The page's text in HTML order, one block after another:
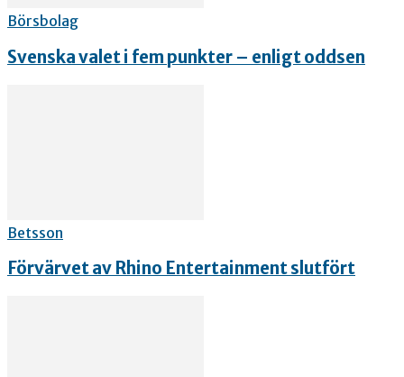
Börsbolag
Svenska valet i fem punkter – enligt oddsen
Betsson
Förvärvet av Rhino Entertainment slutfört